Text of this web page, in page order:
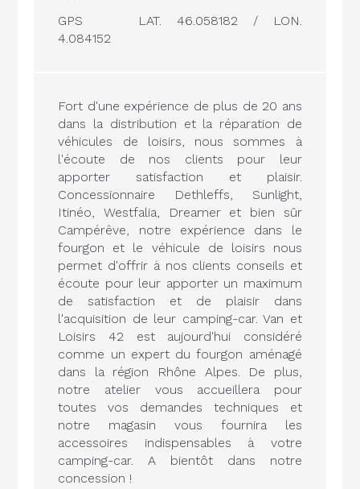
GPS
LAT. 46.058182 / LON.
4.084152
Fort d'une expérience de plus de 20 ans
dans la distribution et la réparation de
véhicules de loisirs, nous sommes à
l'écoute de nos clients pour leur
apporter satisfaction et plaisir.
Concessionnaire Dethleffs, Sunlight,
Itinéo, Westfalia, Dreamer et bien sûr
Campérêve, notre expérience dans le
fourgon et le véhicule de loisirs nous
permet d'offrir à nos clients conseils et
écoute pour leur apporter un maximum
de satisfaction et de plaisir dans
l'acquisition de leur camping-car. Van et
Loisirs 42 est aujourd'hui considéré
comme un expert du fourgon aménagé
dans la région Rhône Alpes. De plus,
notre atelier vous accueillera pour
toutes vos demandes techniques et
notre magasin vous fournira les
accessoires indispensables à votre
camping-car. A bientôt dans notre
concession !